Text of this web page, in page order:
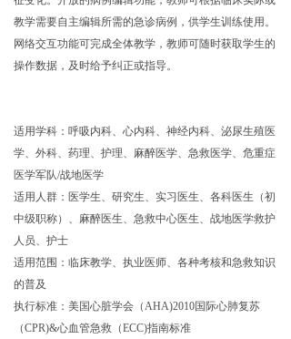
教学需要自主编辑所需的急诊病例，供学生训练使用。
网络交互功能可完成全体教学，教师可随时获取学生的
操作数据，及时给予纠正或指导。
适用学科 ：呼吸内科、心内科、神经内科、泌尿生殖医
学、外科、药理、护理、麻醉医学、急救医学、危重症
医学军队/战地医学
适用人群： 医学生、研究生、实习医生、各科医生（初
中级职称）、麻醉医生、急救中心医生、战地医学救护
人员、护士
适用范围：临床教学、执业医师、各种考核和急救知识
的普及
执行标准：美国心脏学会（AHA)2010国际心肺复苏
（CPR)&心血管急救（ECC)指南标准